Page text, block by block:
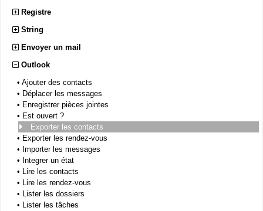
Registre
String
Envoyer un mail
Outlook
• Ajouter des contacts
• Déplacer les messages
• Enregistrer pièces jointes
• Est ouvert ?
Exporter les contacts
• Exporter les rendez-vous
• Importer les messages
• Integrer un état
• Lire les contacts
• Lire les rendez-vous
• Lister les dossiers
• Lister les tâches